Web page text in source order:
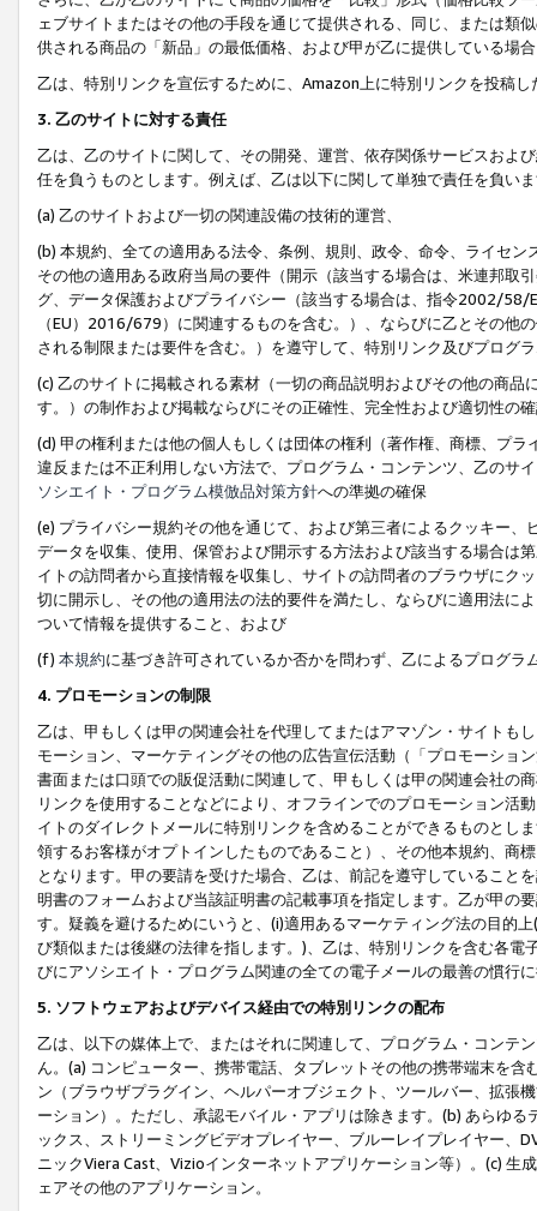
ェブサイトまたはその他の手段を通じて提供される、同じ、または類
供される商品の「新品」の最低価格、および甲が乙に提供している場
乙は、特別リンクを宣伝するために、Amazon上に特別リンクを投稿
3. 乙のサイトに対する責任
乙は、乙のサイトに関して、その開発、運営、依存関係サービスおよ
任を負うものとします。例えば、乙は以下に関して単独で責任を負い
(a) 乙のサイトおよび一切の関連設備の技術的運営、
(b) 本規約、全ての適用ある法令、条例、規則、政令、命令、ライセ
その他の適用ある政府当局の要件（開示（該当する場合は、米連邦取
グ、データ保護およびプライバシー（該当する場合は、指令2002/58/
（EU）2016/679）に関連するものを含む。）、ならびに乙とその他
される制限または要件を含む。）を遵守して、特別リンク及びプログ
(c) 乙のサイトに掲載される素材（一切の商品説明およびその他の商
す。）の制作および掲載ならびにその正確性、完全性および適切性の
(d) 甲の権利または他の個人もしくは団体の権利（著作権、商標、プ
違反または不正利用しない方法で、プログラム・コンテンツ、乙のサ
ソシエイト・プログラム模倣品対策方針への準拠の確保
(e) プライバシー規約その他を通じて、および第三者によるクッキー
データを収集、使用、保管および開示する方法および該当する場合は
イトの訪問者から直接情報を収集し、サイトの訪問者のブラウザにク
切に開示し、その他の適用法の法的要件を満たし、ならびに適用法に
ついて情報を提供すること、および
(f) 本規約に基づき許可されているか否かを問わず、乙によるプログ
4. プロモーションの制限
乙は、甲もしくは甲の関連会社を代理してまたはアマゾン・サイトも
モーション、マーケティングその他の広告宣伝活動（「プロモーショ
書面または口頭での販促活動に関連して、甲もしくは甲の関連会社の
リンクを使用することなどにより、オフラインでのプロモーション活
イトのダイレクトメールに特別リンクを含めることができるものとし
領するお客様がオプトインしたものであること）、その他本規約、商
となります。甲の要請を受けた場合、乙は、前記を遵守していること
明書のフォームおよび当該証明書の記載事項を指定します。乙が甲の
す。疑義を避けるためにいうと、(i)適用あるマーケティング法の目的
び類似または後継の法律を指します。)、乙は、特別リンクを含む各
びにアソシエイト・プログラム関連の全ての電子メールの最善の慣行
5. ソフトウェアおよびデバイス経由での特別リンクの配布
乙は、以下の媒体上で、またはそれに関連して、プログラム・コンテ
ん。(a) コンピューター、携帯電話、タブレットその他の携帯端末を
ン（ブラウザプラグイン、ヘルパーオブジェクト、ツールバー、拡張
ーション）。ただし、承認モバイル・アプリは除きます。(b) あらゆ
ックス、ストリーミングビデオプレイヤー、ブルーレイプレイヤー、
ニックViera Cast、Vizioインターネットアプリケーション等）。(c)
ェアその他のアプリケーション。